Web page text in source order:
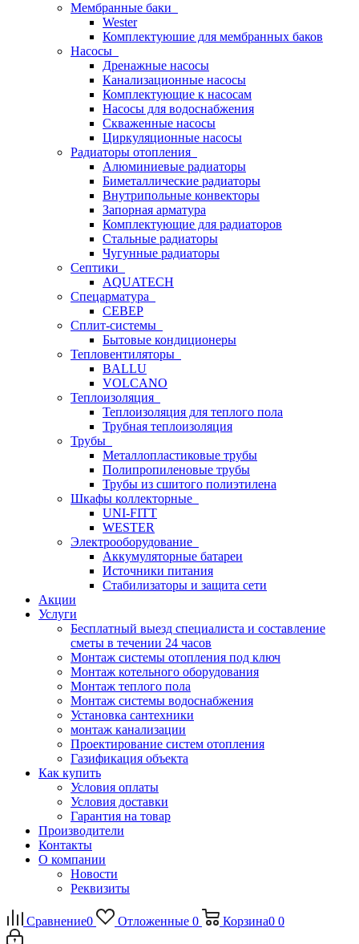
Мембранные баки
Wester
Комплектуюшие для мембранных баков
Насосы
Дренажные насосы
Канализационные насосы
Комплектующие к насосам
Насосы для водоснабжения
Скваженные насосы
Циркуляционные насосы
Радиаторы отопления
Алюминиевые радиаторы
Биметаллические радиаторы
Внутрипольные конвекторы
Запорная арматура
Комплектующие для радиаторов
Стальные радиаторы
Чугунные радиаторы
Септики
AQUATECH
Спецарматура
СЕВЕР
Сплит-системы
Бытовые кондиционеры
Тепловентиляторы
BALLU
VOLCANO
Теплоизоляция
Теплоизоляция для теплого пола
Трубная теплоизоляция
Трубы
Металлопластиковые трубы
Полипропиленовые трубы
Трубы из сшитого полиэтилена
Шкафы коллекторные
UNI-FITT
WESTER
Электрооборудование
Аккумуляторные батареи
Источники питания
Стабилизаторы и защита сети
Акции
Услуги
Бесплатный выезд специалиста и составление
сметы в течении 24 часов
Монтаж системы отопления под ключ
Монтаж котельного оборудования
Монтаж теплого пола
Монтаж системы водоснабжения
Установка сантехники
монтаж канализации
Проектирование систем отопления
Газификация объекта
Как купить
Условия оплаты
Условия доставки
Гарантия на товар
Производители
Контакты
О компании
Новости
Реквизиты
Сравнение0 Отложенные 0 Корзина0 0